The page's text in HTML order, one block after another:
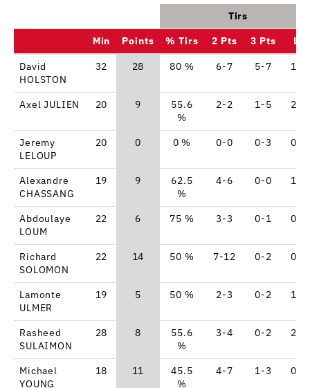
Tirs
Min
Points % Tirs 2 Pts 3 Pts LF
David
HOLSTON
32 28 80 % 6-7 5-7 1-1
Axel JULIEN 20 9
55.6
%
2-2 1-5 2-2
Jeremy
LELOUP
20 0 0 % 0-0 0-3 0-0
Alexandre
CHASSANG
19 9
62.5
%
4-6 0-0 1-2
Abdoulaye
LOUM
22 6 75 % 3-3 0-1 0-0
Richard
SOLOMON
22 14 50 % 7-12 0-2 0-0
Lamonte
ULMER
19 5 50 % 2-3 0-2 1-1
Rasheed
SULAIMON
28 8
55.6
%
3-4 0-2 2-3
Michael
YOUNG
18 11
45.5
%
4-7 1-3 0-1